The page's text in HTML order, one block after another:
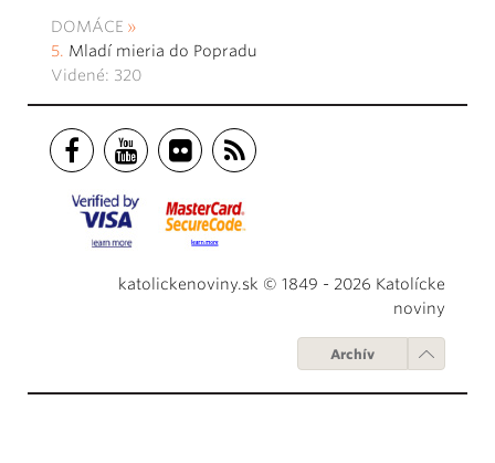
DOMÁCE
Mladí mieria do Popradu
Videné: 320
katolickenoviny.sk © 1849 - 2026 Katolícke
noviny
Archív